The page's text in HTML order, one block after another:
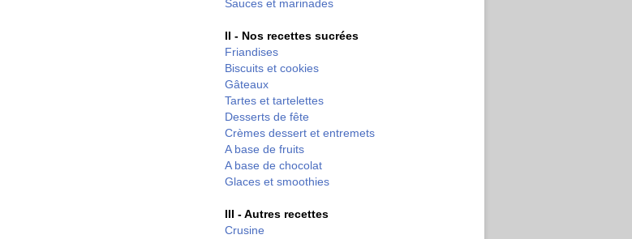
Sauces et marinades
II - Nos recettes sucrées
Friandises
Biscuits et cookies
Gâteaux
Tartes et tartelettes
Desserts de fête
Crèmes dessert et entremets
A base de fruits
A base de chocolat
Glaces et smoothies
III - Autres recettes
Crusine